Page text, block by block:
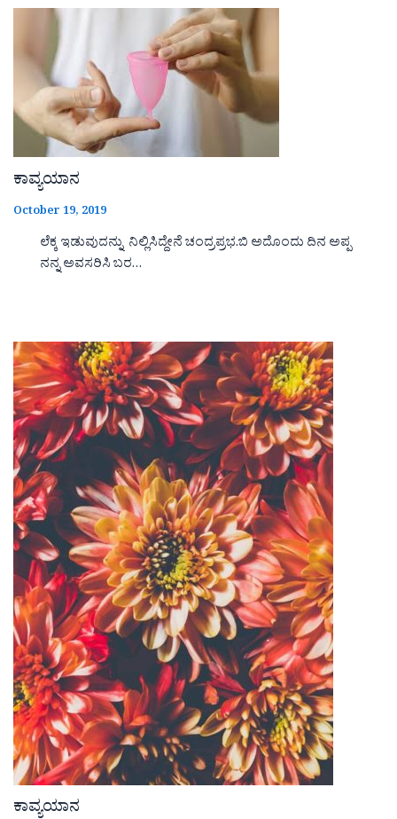
ಕಾವ್ಯಯಾನ
October 19, 2019
ಲೆಕ್ಕ ಇಡುವುದನ್ನು ನಿಲ್ಲಿಸಿದ್ದೇನೆ ಚಂದ್ರಪ್ರಭ.ಬಿ ಅದೊಂದು ದಿನ ಅಪ್ಪ
ನನ್ನ ಅವಸರಿಸಿ ಬರ…
ಕಾವ್ಯಯಾನ